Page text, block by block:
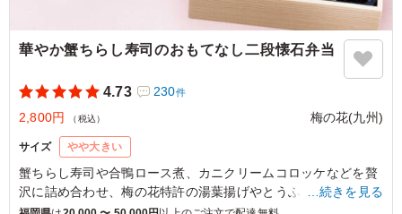
華やか蟹ちらし寿司のおもてなし二段懐石弁当
4.73 230件
2,800円 （税込） 梅の花(九州)
サイズ やや大きい
蟹ちらし寿司や合鴨ロース煮、カニクリームコロッケなどを贅
沢に詰め合わせ、梅の花特許の湯葉揚げやとうふしゅうまいも
お楽しみ頂けます。おもてなしのご利用にふさわしく、一つ一
…続きを見る